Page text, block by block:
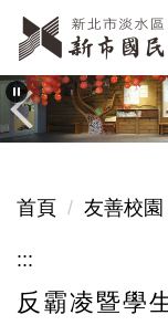
跳
到
主
要
內
區
首頁 友善校園
:::
反霸凌暨學